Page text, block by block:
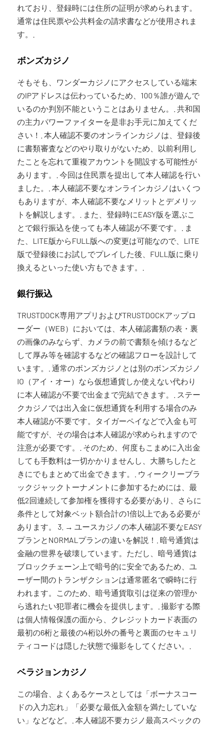
れており、登録時には住所の証明が求められます。
通常は住民票や公共料金の請求書などが使用されま
す。.
ボンズカジノ
そもそも、ワンダーカジノにアクセスしている端末
のIPアドレスは伝わっているため、100％誰が遊んで
いるのか判別不能ということはありません。. 共和国
の主力パワーファイターを是非お手元に加えてくだ
さい！. 本人確認不要のオンラインカジノは、登録後
に書類審査などのやり取りがないため、以前利用し
たことを忘れて重複アカウントを開設する可能性が
あります。. 今回は住民票を提出して本人確認を行い
ました。. 本人確認不要なオンラインカジノはいくつ
もありますが、本人確認不要なメリットとデメリッ
トを解説します。. また、登録時にEASY版を選ぶこ
とで銀行振込を使っても本人確認が不要です。. ま
た、LITE版からFULL版への変更は可能なので、LITE
版で登録後にお試しでプレイした後、FULL版に乗り
換えるといった使い方もできます。.
銀行振込
TRUSTDOCK専用アプリおよびTRUSTDOCKアップロ
ーダー（WEB）においては、本人確認書類の表・裏
の画像のみならず、カメラの前で書類を傾けるなど
して厚み等を確認するなどの確認フローを設計して
います。. 通常のボンズカジノとは別のボンズカジノ
IO（アイ・オー）なら仮想通貨しか使えない代わり
に本人確認が不要で出金まで完結できます。. ステー
クカジノでは出入金に仮想通貨を利用する場合のみ
本人確認が不要です。タイガーペイなどで入金も可
能ですが、その場合は本人確認が求められますので
注意が必要です。. そのため、何度もこまめに入出金
しても手数料は一切かかりませんし、大勝ちしたと
きにでもまとめて出金できます。. ウィークリーブラ
ックジャックトーナメントに参加するためには、最
低2回連続して参加権を獲得する必要があり、さらに
条件として対象ベット額合計の1倍以上である必要が
あります。 3. → ユースカジノの本人確認不要なEASY
プランとNORMALプランの違いを解説！. 暗号通貨は
金融の世界を破壊しています。ただし、暗号通貨は
ブロックチェーン上で暗号的に安全であるため、ユ
ーザー間のトランザクションは通常匿名で瞬時に行
われます。このため、暗号通貨取引は従来の管理か
ら逃れたい犯罪者に機会を提供します。. 撮影する際
は個人情報保護の面から、クレジットカード表面の
最初の6桁と最後の4桁以外の番号と裏面のセキュリ
ティコードは隠した状態で撮影をしてください。.
ベラジョンカジノ
この場合、よくあるケースとしては「ボーナスコー
ドの入力忘れ」「必要な最低入金額を満たしていな
い」などなど。. 本人確認不要カジノ最高スペックの